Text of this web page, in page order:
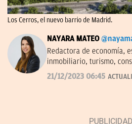
Los Cerros, el nuevo barrio de Madrid.
NAYARA MATEO
Redactora de economía,
inmobiliario, turismo,
Antes en Expansión, Efe y
21/12/2023 06:45